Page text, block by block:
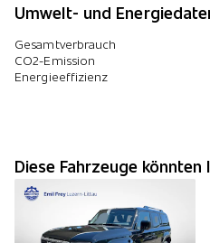
Umwelt- und
Gesamtverbrauch
CO2-Emission
Energieeffizienz
Diese Fahrzeuge könnten